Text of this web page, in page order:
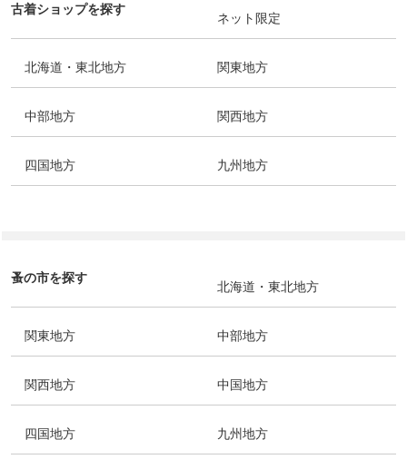
古着ショップを探す
ネット限定
北海道・東北地方 関東地方
中部地方 関西地方
四国地方 九州地方
蚤の市を探す
北海道・東北地方
関東地方 中部地方
関西地方 中国地方
四国地方 九州地方